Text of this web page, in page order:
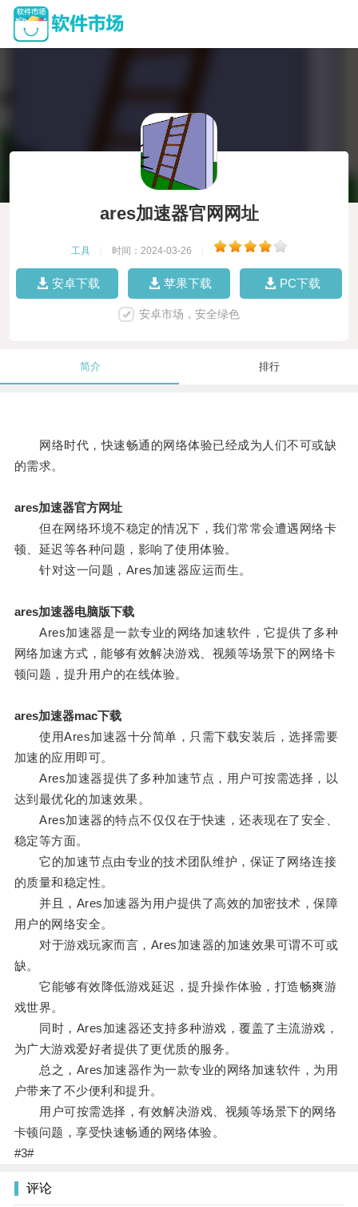
ares加速器官网网址
工具 时间：2024-03-26
安卓下载 苹果下载 PC下载
安卓市场，安全绿色
简介 排行
网络时代，快速畅通的网络体验已经成为人们不可或缺
的需求。
ares加速器官方网址
但在网络环境不稳定的情况下，我们常常会遭遇网络卡
顿、延迟等各种问题，影响了使用体验。
针对这一问题，Ares加速器应运而生。
ares加速器电脑版下载
Ares加速器是一款专业的网络加速软件，它提供了多种
网络加速方式，能够有效解决游戏、视频等场景下的网络卡
顿问题，提升用户的在线体验。
ares加速器mac下载
使用Ares加速器十分简单，只需下载安装后，选择需要
加速的应用即可。
Ares加速器提供了多种加速节点，用户可按需选择，以
达到最优化的加速效果。
Ares加速器的特点不仅仅在于快速，还表现在了安全、
稳定等方面。
它的加速节点由专业的技术团队维护，保证了网络连接
的质量和稳定性。
并且，Ares加速器为用户提供了高效的加密技术，保障
用户的网络安全。
对于游戏玩家而言，Ares加速器的加速效果可谓不可或
缺。
它能够有效降低游戏延迟，提升操作体验，打造畅爽游
戏世界。
同时，Ares加速器还支持多种游戏，覆盖了主流游戏，
为广大游戏爱好者提供了更优质的服务。
总之，Ares加速器作为一款专业的网络加速软件，为用
户带来了不少便利和提升。
用户可按需选择，有效解决游戏、视频等场景下的网络
卡顿问题，享受快速畅通的网络体验。
#3#
评论